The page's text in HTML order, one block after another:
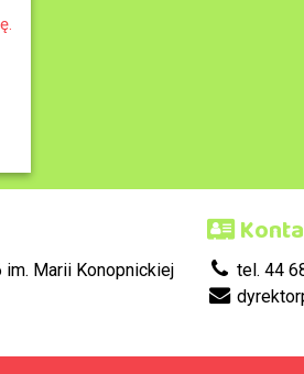
Marii Konopnickiej
tel. 44